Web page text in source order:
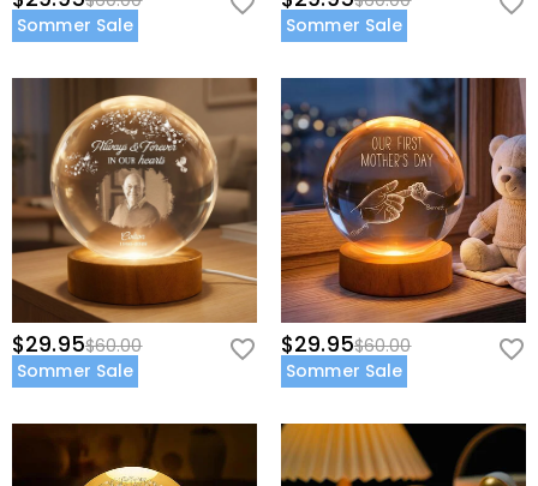
Sommer Sale
Sommer Sale
$29.95$60.00
Sommer Sale
$29.95$60.00
Sommer Sale